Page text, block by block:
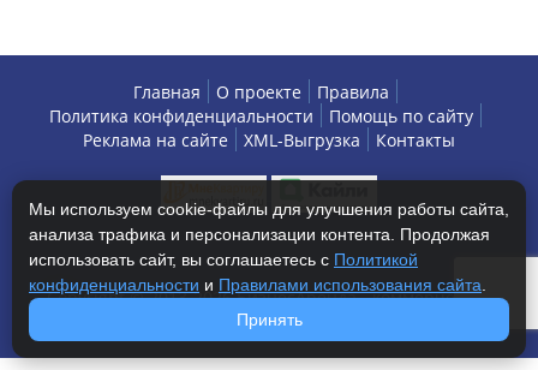
Главная О проекте
Правила
Политика конфиденциальности
Помощь по сайту
Реклама на сайте
XML-Выгрузка Контакты
Copyright © 2013-2026 БизнесАренда - коммерческая
недвижимость, г. Москва. Все права защищены.
Мы используем cookie-файлы для улучшения работы сайта,
анализа трафика и персонализации контента. Продолжая
использовать сайт, вы соглашаетесь с Политикой
конфиденциальности и Правилами использования сайта
Принять